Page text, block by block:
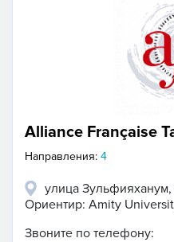
Alliance Française
Направления: 4
улица Зульфияханум,
Ориентир: Amity
Звоните по телефону: